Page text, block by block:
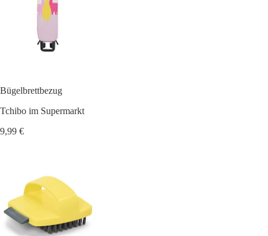
Bügelbrettbezug
Tchibo im Supermarkt
9,99 €